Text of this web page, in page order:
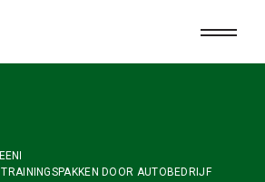
DOOR AUTOBEDRIJF